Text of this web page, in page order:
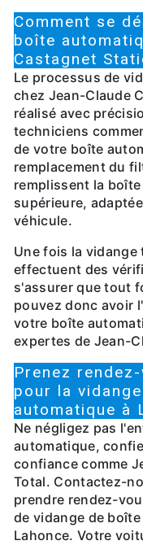
Comment se
boîte
Castagnet
Le processus de
chez Jean-Claude
réalisé avec
techniciens
de votre boîte
remplacement du
remplissent la
supérieure,
véhicule.
Une fois la
effectuent des
s'assurer que tout
pouvez donc avoir
votre boîte
expertes de Jean-
Prenez
pour la
automatique à
Ne négligez pas
automatique,
confiance comme
Total. Contactez-
prendre rendez-
de vidange de
Lahonce. Votre